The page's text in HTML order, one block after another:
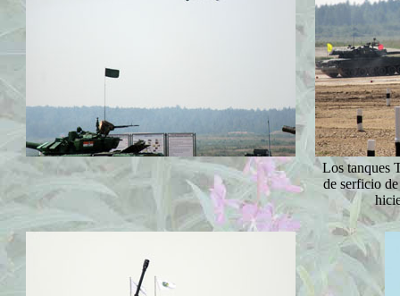
Los tanques
de serficio